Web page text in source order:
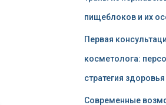
пищеблоков и их
Первая
косметолога:
стратегия
Современные